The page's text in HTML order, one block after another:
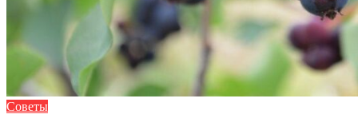
Советы